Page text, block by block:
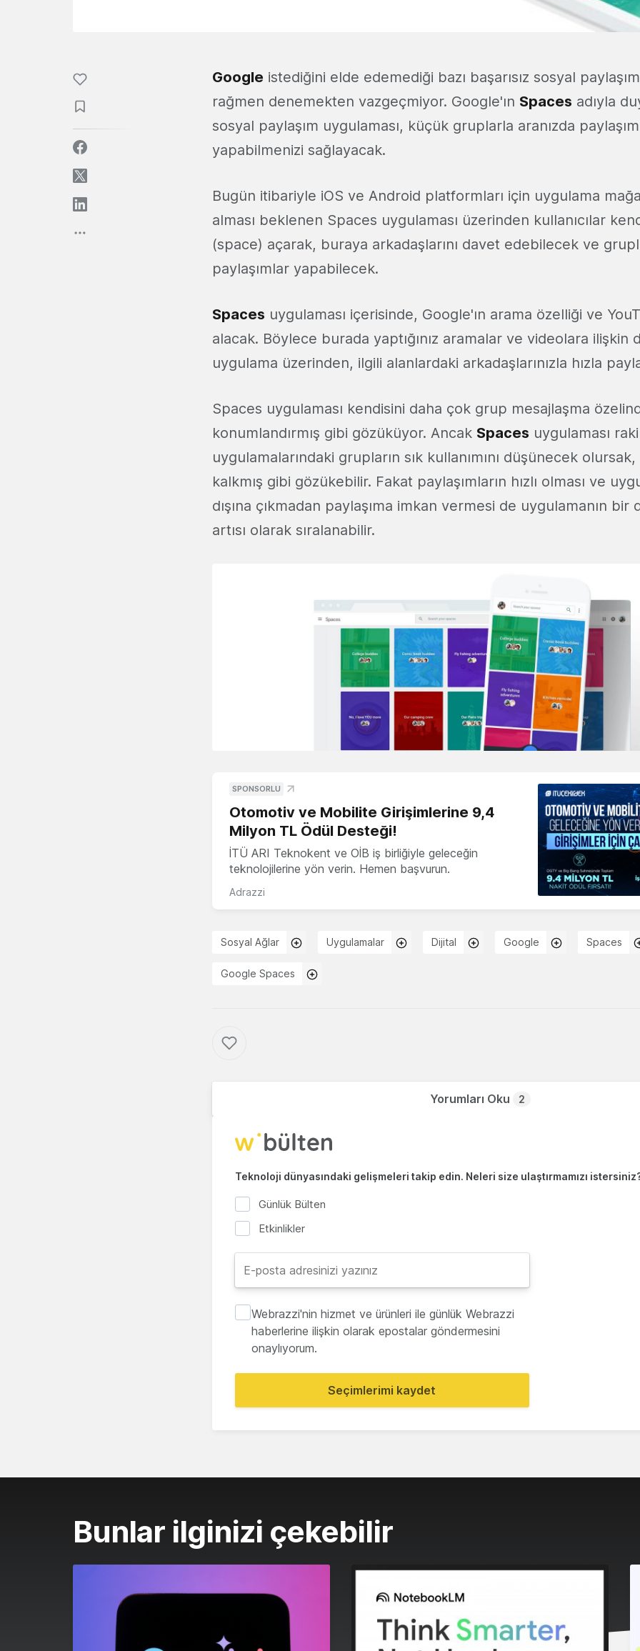
Google istediğini elde edemediği bazı başarısız sosyal
rağmen denemekten vazgeçmiyor. Google'ın Spaces adıyla
sosyal paylaşım uygulaması, küçük gruplarla aranızda
yapabilmenizi sağlayacak.
Bugün itibariyle iOS ve Android platformları için uygulama
alması beklenen Spaces uygulaması üzerinden kullanıcılar
(space) açarak, buraya arkadaşlarını davet edebilecek ve
paylaşımlar yapabilecek.
Spaces uygulaması içerisinde, Google'ın arama özelliği ve
alacak. Böylece burada yaptığınız aramalar ve videolara ilişkin
uygulama üzerinden, ilgili alanlardaki arkadaşlarınızla hızla
Spaces uygulaması kendisini daha çok grup mesajlaşma
konumlandırmış gibi gözüküyor. Ancak Spaces uygulaması
uygulamalarındaki grupların sık kullanımını düşünecek
kalkmış gibi gözükebilir. Fakat paylaşımların hızlı olması ve
dışına çıkmadan paylaşıma imkan vermesi de uygulamanın
artısı olarak sıralanabilir.
SPONSORLU
Otomotiv ve Mobilite Girişimlerine 9,4
Milyon TL Ödül Desteği!
İTÜ ARI Teknokent ve OİB iş birliğiyle geleceğin
teknolojilerine yön verin. Hemen başvurun.
Adrazzi
Sosyal Ağlar Uygulamalar Dijital Google Spaces
Google Spaces
Yorumları Oku 2
Teknoloji dünyasındaki gelişmeleri takip edin. Neleri size ulaştırmamızı
Günlük Bülten
Etkinlikler
Webrazzi'nin hizmet ve ürünleri ile günlük Webrazzi
haberlerine ilişkin olarak epostalar göndermesini
onaylıyorum.
Seçimlerimi kaydet
Bunlar ilginizi çekebilir